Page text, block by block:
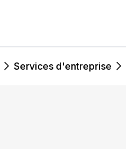
Services d'entreprise